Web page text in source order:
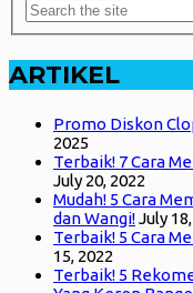
ARTIKEL
Promo Diskon
2025
Terbaik! 7 Cara
July 20, 2022
Mudah! 5 Cara
dan Wangi!July
Terbaik! 5 Cara
15, 2022
Terbaik! 5